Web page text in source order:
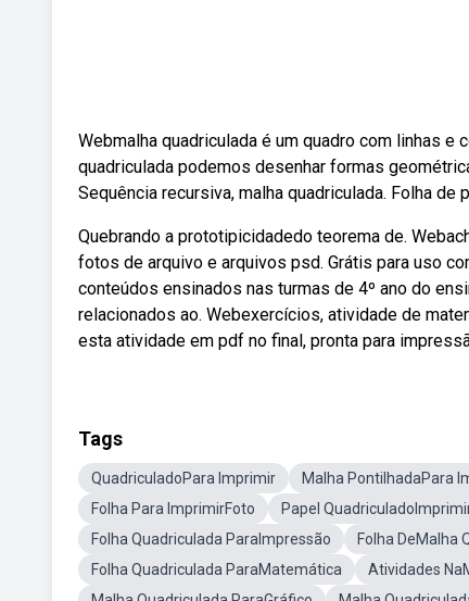
Webmalha quadriculada é um quadro com linhas e
quadriculada podemos desenhar formas
Sequência recursiva, malha quadriculada. Folha de
Quebrando a prototipicidadedo teorema de.
fotos de arquivo e arquivos psd. Grátis para uso
conteúdos ensinados nas turmas de 4º ano do
relacionados ao. Webexercícios, atividade de
esta atividade em pdf no final, pronta para
Tags
QuadriculadoPara Imprimir Malha PontilhadaPara
Folha Para ImprimirFoto
Papel
Folha Quadriculada ParaImpressão
Folha DeMalha
Folha Quadriculada ParaMatemática
Atividades